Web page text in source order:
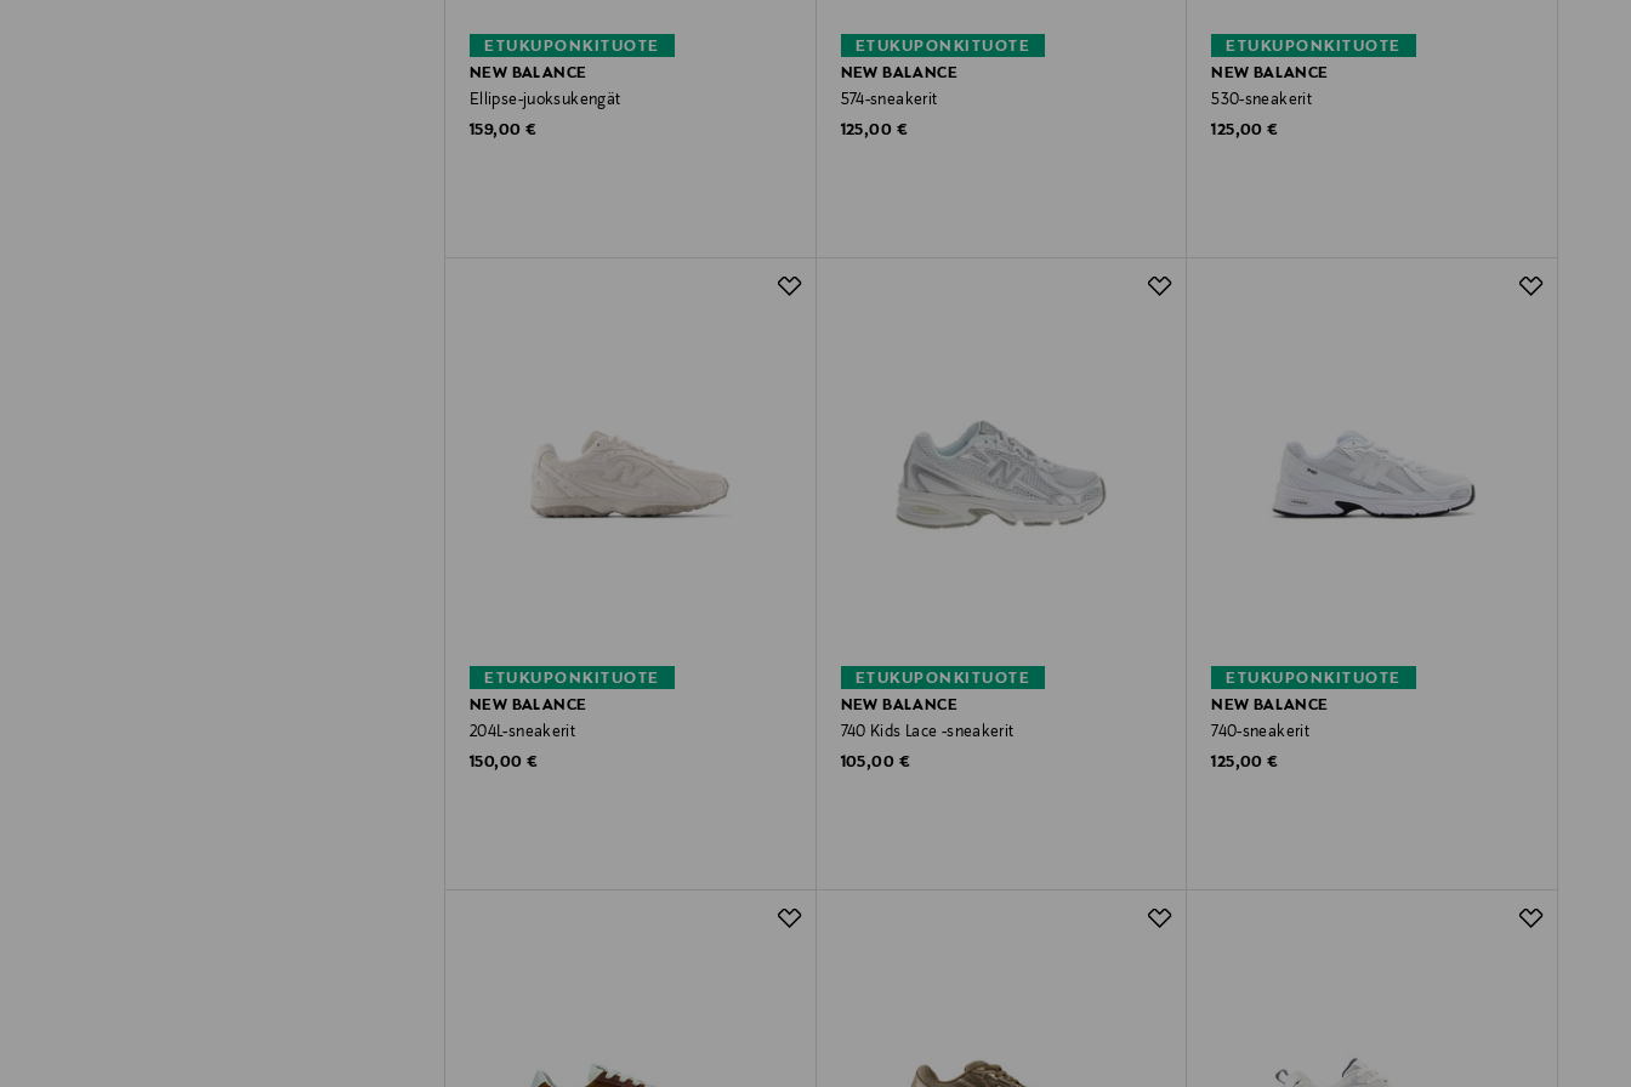
ETUKUPONKITUOTE
NEW BALANCE
Ellipse-juoksukengät
Original Price
159,00 €
ETUKUPONKITUOTE
NEW BALANCE
574-sneakerit
Original Price
125,00 €
ETUKUPONKITUOTE
NEW BALANCE
530-sneakerit
Original Price
125,00 €
ETUKUPONKITUOTE
NEW BALANCE
204L-sneakerit
Original Price
150,00 €
ETUKUPONKITUOTE
NEW BALANCE
740 Kids Lace -sneakerit
Original Price
105,00 €
ETUKUPONKITUOTE
NEW BALANCE
740-sneakerit
Original Price
125,00 €